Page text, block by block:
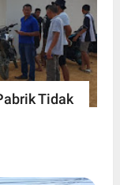
Tidak